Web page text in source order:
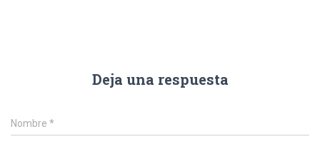
Deja una respuesta
Nombre *